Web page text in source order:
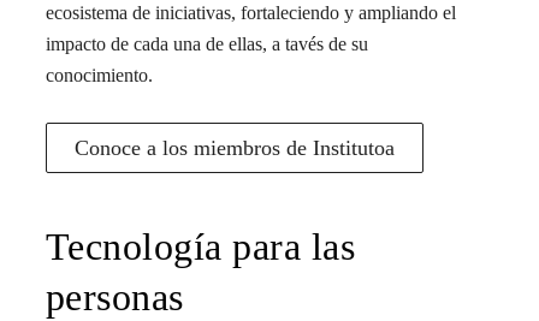
ecosistema de iniciativas, fortaleciendo y ampliando el
impacto de cada una de ellas, a tavés de su
conocimiento.
Conoce a los miembros de Institutoa
Tecnología para las
personas